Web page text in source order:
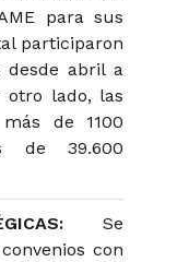
para sus
participaron
desde abril a
otro lado, las
de 1100
de 39.600
Se
con